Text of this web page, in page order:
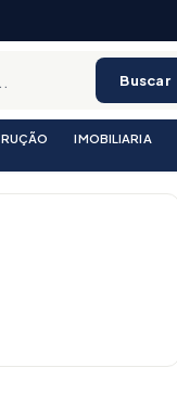
Buscar
IMOBILIARIA